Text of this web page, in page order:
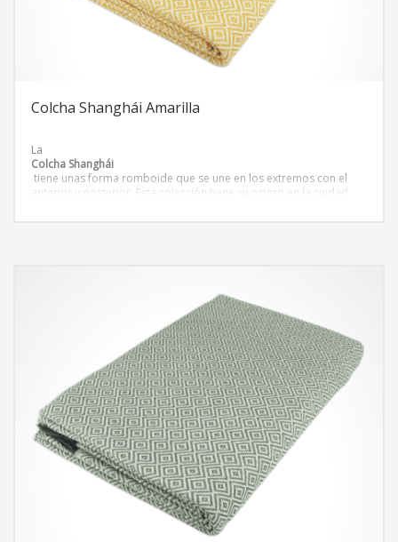
Colcha Shanghái Amarilla
La
Colcha Shanghái
tiene unas forma romboide que se une en los extremos con el
anterior y posterior. Esta colección tiene su origen en la ciudad